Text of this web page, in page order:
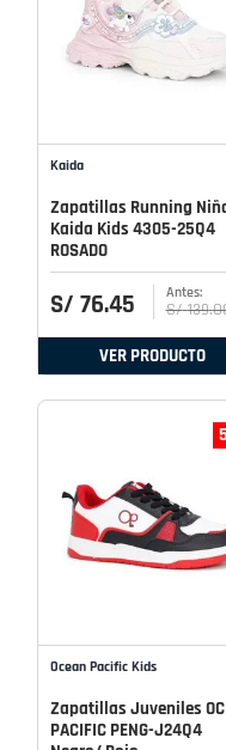
Kaida
Zapatillas Running
Kaida Kids 4305-25Q4
ROSADO
S/ 76.45 S/ 139.
VER PRODUCTO
Ocean Pacific Kids
Zapatillas Juveniles
PACIFIC PENG-J24Q4